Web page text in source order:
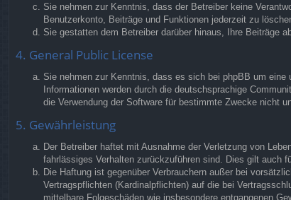
Sie nehmen zur Kenntnis, dass der Betreiber keine
Benutzerkonto, Beiträge und Funktionen jederzeit zu
Sie gestatten dem Betreiber darüber hinaus, Ihre Beiträge
4. General Public License
Sie nehmen zur Kenntnis, dass es sich bei phpBB um eine
Informationen werden durch die deutschsprachige
die Verwendung der Software für bestimmte Zwecke nicht
5. Gewährleistung
Der Betreiber haftet mit Ausnahme der Verletzung von
fahrlässiges Verhalten zurückzuführen sind. Dies gilt auch
Die Haftung ist gegenüber Verbrauchern außer bei
Vertragspflichten (Kardinalpflichten) auf die bei
mittelbare Folgeschäden wie insbesondere entgangenen